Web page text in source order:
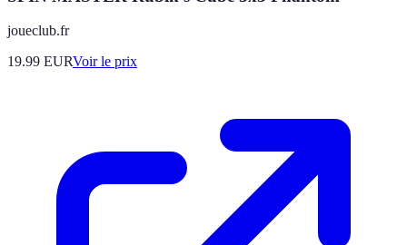
joueclub.fr
19.99 EURVoir le prix